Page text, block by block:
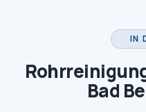
IN
Bad